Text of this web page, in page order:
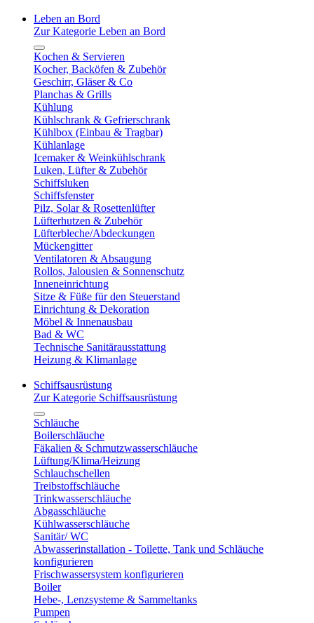
Leben an Bord
Zur Kategorie Leben an Bord
Kochen & Servieren
Kocher, Backöfen & Zubehör
Geschirr, Gläser & Co
Planchas & Grills
Kühlung
Kühlschrank & Gefrierschrank
Kühlbox (Einbau & Tragbar)
Kühlanlage
Icemaker & Weinkühlschrank
Luken, Lüfter & Zubehör
Schiffsluken
Schiffsfenster
Pilz, Solar & Rosettenlüfter
Lüfterhutzen & Zubehör
Lüfterbleche/Abdeckungen
Mückengitter
Ventilatoren & Absaugung
Rollos, Jalousien & Sonnenschutz
Inneneinrichtung
Sitze & Füße für den Steuerstand
Einrichtung & Dekoration
Möbel & Innenausbau
Bad & WC
Technische Sanitärausstattung
Heizung & Klimanlage
Schiffsausrüstung
Zur Kategorie Schiffsausrüstung
Schläuche
Boilerschläuche
Fäkalien & Schmutzwasserschläuche
Lüftung/Klima/Heizung
Schlauchschellen
Treibstoffschläuche
Trinkwasserschläuche
Abgasschläuche
Kühlwasserschläuche
Sanitär/ WC
Abwasserinstallation - Toilette, Tank und Schläuche
konfigurieren
Frischwassersystem konfigurieren
Boiler
Hebe-, Lenzsysteme & Sammeltanks
Pumpen